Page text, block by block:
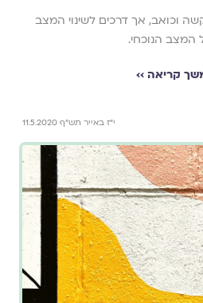
וכואב, אך דרכים לשינוי המצב
המצב הנוכחי.
קריאה ››
י"ז באייר תש"ף 11.5.2020